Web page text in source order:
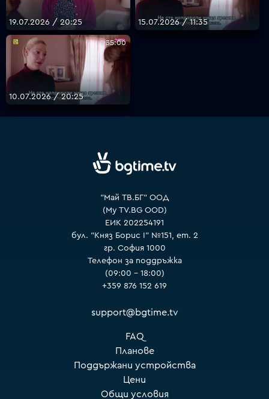
19.07.2026 / 20:25 15.07.2026 / 11:35
1:35:00
10.07.2026 / 20:25
"Май ТВ.БГ" ООД
(My TV.BG OOD)
ЕИК 202254191
бул. "Княз Борис I" №151, ет. 2
гр. София 1000
Телефон за поддръжка
(09:00 – 18:00)
+359 876 152 619
support@bgtime.tv
FAQ
Планове
Поддържани устройства
Цени
Общи условия